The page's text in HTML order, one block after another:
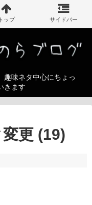
趣味ネタ中心にちょっ
きます
更 (19)